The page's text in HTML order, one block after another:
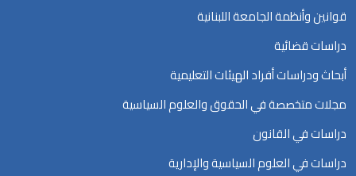
قوانين وأنظمة الجامعة اللبنانية
دراسات قضائية
أبحاث ودراسات أفراد الهيئات التعليمية
مجلات متخصصة في الحقوق والعلوم السياسية
دراسات في القانون
دراسات في العلوم السياسية والإدارية